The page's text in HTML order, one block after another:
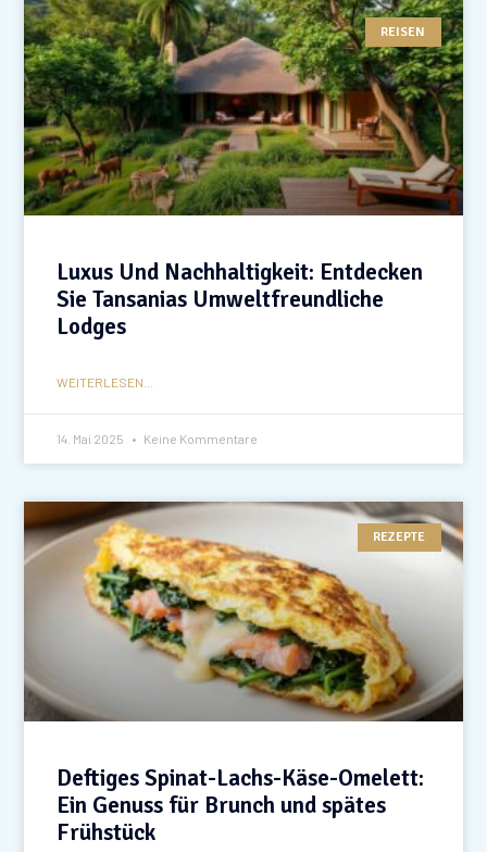
REISEN
Luxus Und Nachhaltigkeit: Entdecken
Sie Tansanias Umweltfreundliche
Lodges
WEITERLESEN...
14. Mai 2025 Keine Kommentare
REZEPTE
Deftiges Spinat-Lachs-Käse-Omelett:
Ein Genuss für Brunch und spätes
Frühstück